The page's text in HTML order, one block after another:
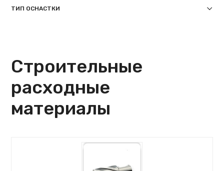
ТИП ОСНАСТКИ
Строительные
расходные
материалы